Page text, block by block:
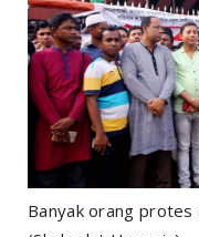
Banyak orang protes